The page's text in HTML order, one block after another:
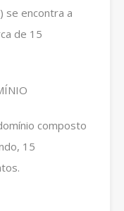
se encontra a
de 15
composto
15